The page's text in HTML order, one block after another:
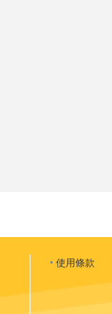
使用條款